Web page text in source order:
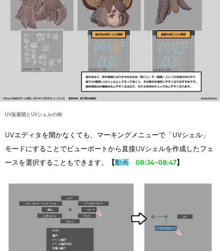
UV仮展開とUVシェルの例
UVエディタを開かなくても、マーキングメニューで「UVシェル」
モードにすることでビューポートから直接UVシェルを作成したフェ
ースを選択することもできます。
【動画 08:34~08:47】